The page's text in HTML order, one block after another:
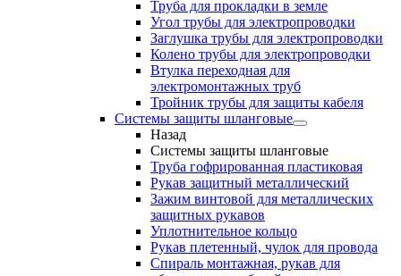
Труба для прокладки в земле
Угол трубы для электропроводки
Заглушка трубы для электропроводки
Колено трубы для электропроводки
Втулка переходная для
электромонтажных труб
Тройник трубы для защиты кабеля
Системы защиты шланговые
Назад
Системы защиты шланговые
Труба гофрированная пластиковая
Рукав защитный металлический
Зажим винтовой для металлических
защитных рукавов
Уплотнительное кольцо
Рукав плетенный, чулок для провода
Спираль монтажная, рукав для